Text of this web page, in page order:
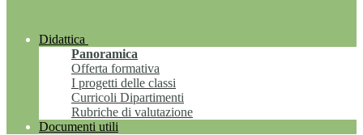
Didattica
Panoramica
Offerta formativa
I progetti delle classi
Curricoli Dipartimenti
Rubriche di valutazione
Documenti utili